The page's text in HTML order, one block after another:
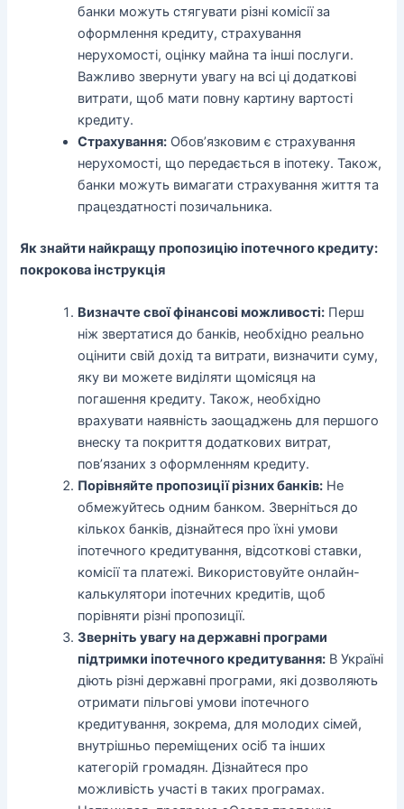
банки можуть стягувати різні комісії за
оформлення кредиту, страхування
нерухомості, оцінку майна та інші послуги.
Важливо звернути увагу на всі ці додаткові
витрати, щоб мати повну картину вартості
кредиту.
Страхування: Обов’язковим є страхування
нерухомості, що передається в іпотеку. Також,
банки можуть вимагати страхування життя та
працездатності позичальника.
Як знайти найкращу пропозицію іпотечного кредиту:
покрокова інструкція
Визначте свої фінансові можливості: Перш
ніж звертатися до банків, необхідно реально
оцінити свій дохід та витрати, визначити суму,
яку ви можете виділяти щомісяця на
погашення кредиту. Також, необхідно
врахувати наявність заощаджень для першого
внеску та покриття додаткових витрат,
пов’язаних з оформленням кредиту.
Порівняйте пропозиції різних банків: Не
обмежуйтесь одним банком. Зверніться до
кількох банків, дізнайтеся про їхні умови
іпотечного кредитування, відсоткові ставки,
комісії та платежі. Використовуйте онлайн-
калькулятори іпотечних кредитів, щоб
порівняти різні пропозиції.
Зверніть увагу на державні програми
підтримки іпотечного кредитування: В Україні
діють різні державні програми, які дозволяють
отримати пільгові умови іпотечного
кредитування, зокрема, для молодих сімей,
внутрішньо переміщених осіб та інших
категорій громадян. Дізнайтеся про
можливість участі в таких програмах.